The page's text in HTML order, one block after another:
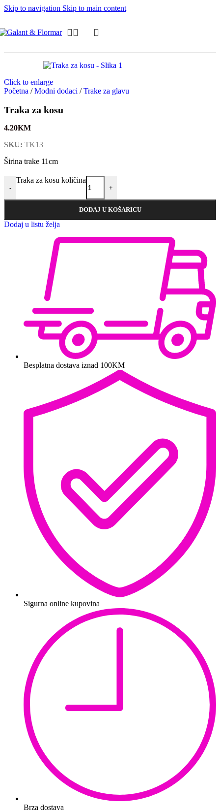
Skip to navigation Skip to main content
Click to enlarge
Početna / Modni dodaci / Trake za glavu
Traka za kosu
4.20KM
SKU: TK13
Širina trake 11cm
-
Traka za kosu količina
+
DODAJ U KOŠARICU
Dodaj u listu želja
Besplatna dostava iznad 100KM
Sigurna online kupovina
Brza dostava